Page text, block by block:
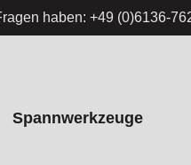
haben: +49 (0)6136-
Spannwerkzeuge